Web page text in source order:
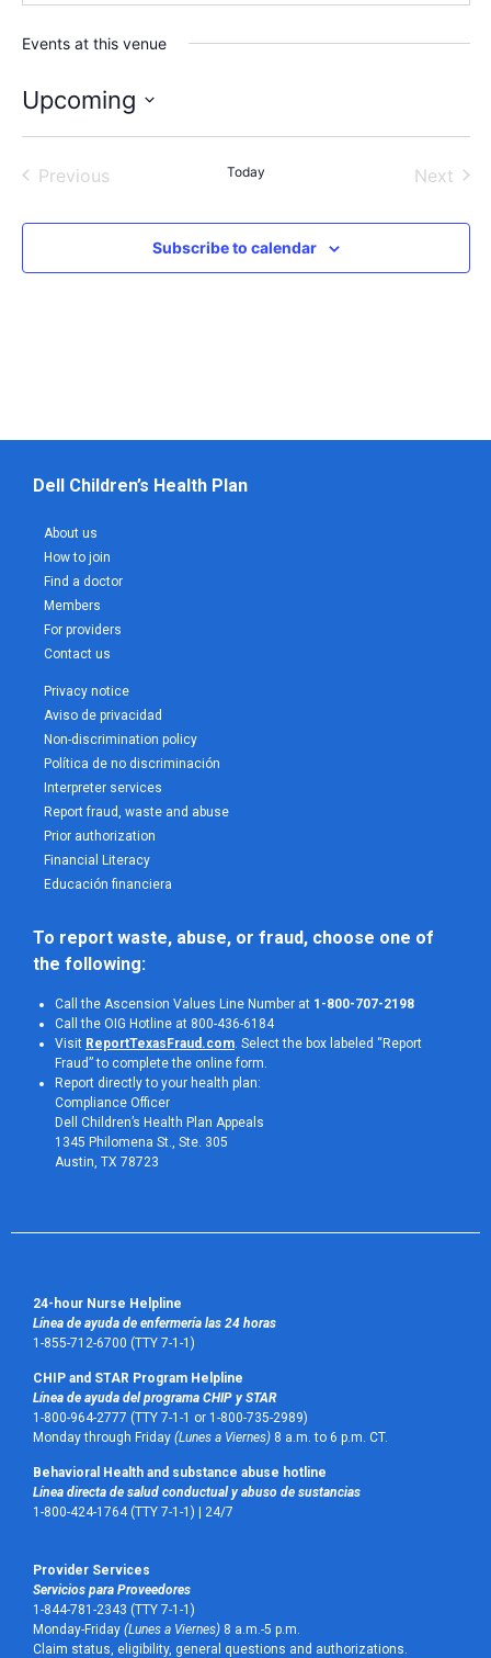
Events at this venue
Upcoming
date.
PreviousEvents Today Next
Subscribe to calendar
Dell Children’s Health Plan
About us
How to join
Find a doctor
Members
For providers
Contact us
Privacy notice
Aviso de privacidad
Non-discrimination policy
Política de no discriminación
Interpreter services
Report fraud, waste and abuse
Prior authorization
Financial Literacy
Educación financiera
To report waste, abuse, or fraud, choose one of
the following:
Call the Ascension Values Line Number at 1-800-707-2198
Call the OIG Hotline at 800-436-6184
Visit ReportTexasFraud.com . Select the box labeled “Report
Fraud” to complete the online form.
Report directly to your health plan:
Compliance Officer
Dell Children’s Health Plan Appeals
1345 Philomena St., Ste. 305
Austin, TX 78723
24-hour Nurse Helpline
Línea de ayuda de enfermería las 24 horas
1-855-712-6700 (TTY 7-1-1)
CHIP and STAR Program Helpline
Línea de ayuda del programa CHIP y STAR
1-800-964-2777 (TTY 7-1-1 or 1-800-735-2989)
Monday through Friday (Lunes a Viernes) 8 a.m. to 6 p.m. CT.
Behavioral Health and substance abuse hotline
Línea directa de salud conductual y abuso de sustancias
1-800-424-1764 (TTY 7-1-1) | 24/7
Provider Services
Servicios para Proveedores
1-844-781-2343 (TTY 7-1-1)
Monday-Friday (Lunes a Viernes) 8 a.m.-5 p.m.
Claim status, eligibility, general questions and authorizations.